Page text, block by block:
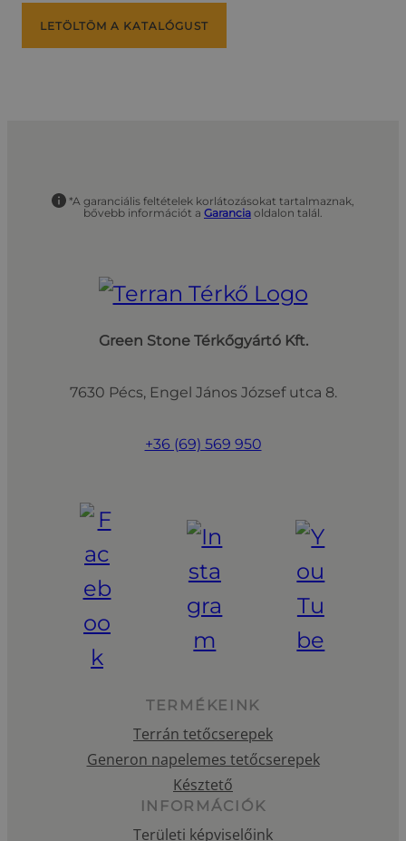
LETÖLTÖM A KATALÓGUST
*A garanciális feltételek korlátozásokat tartalmaznak,
bővebb információt a Garancia oldalon talál.
Green Stone Térkőgyártó Kft.
7630 Pécs, Engel János József utca 8.
+36 (69) 569 950
TERMÉKEINK
Terrán tetőcserepek
Generon napelemes tetőcserepek
Késztető
INFORMÁCIÓK
Területi képviselőink